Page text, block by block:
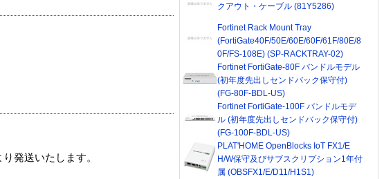
発送いたします。
クアウト・ケーブル (81Y5286)
Fortinet Rack Mount Tray
(FortiGate40F/50E/60E/60F/61F/80E/8
0F/FS-108E) (SP-RACKTRAY-02)
Fortinet FortiGate-80F バンドルモデル
(初年度先出しセンドバック保守付)
(FG-80F-BDL-US)
Fortinet FortiGate-100F バンドルモデ
ル (初年度先出しセンドバック保守付)
(FG-100F-BDL-US)
PLAT'HOME OpenBlocks IoT FX1/E
H/W保守及びサブスクリプション1年付
属 (OBSFX1/E/D11/H1S1)